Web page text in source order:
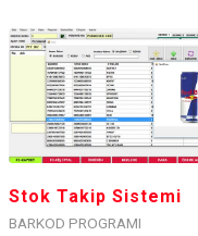
Stok Takip Sistemi
BARKOD PROGRAMI